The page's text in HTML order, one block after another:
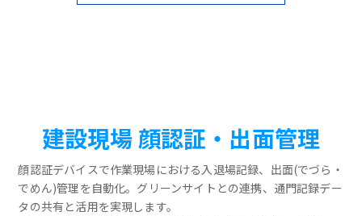
建設現場 顔認証・出面管理
顔認証デバイスで作業現場における入退場記録、出面(でづら・
でめん)管理を自動化。グリーンサイトとの連携、通門記録デー
タの共有と活用を実現します。